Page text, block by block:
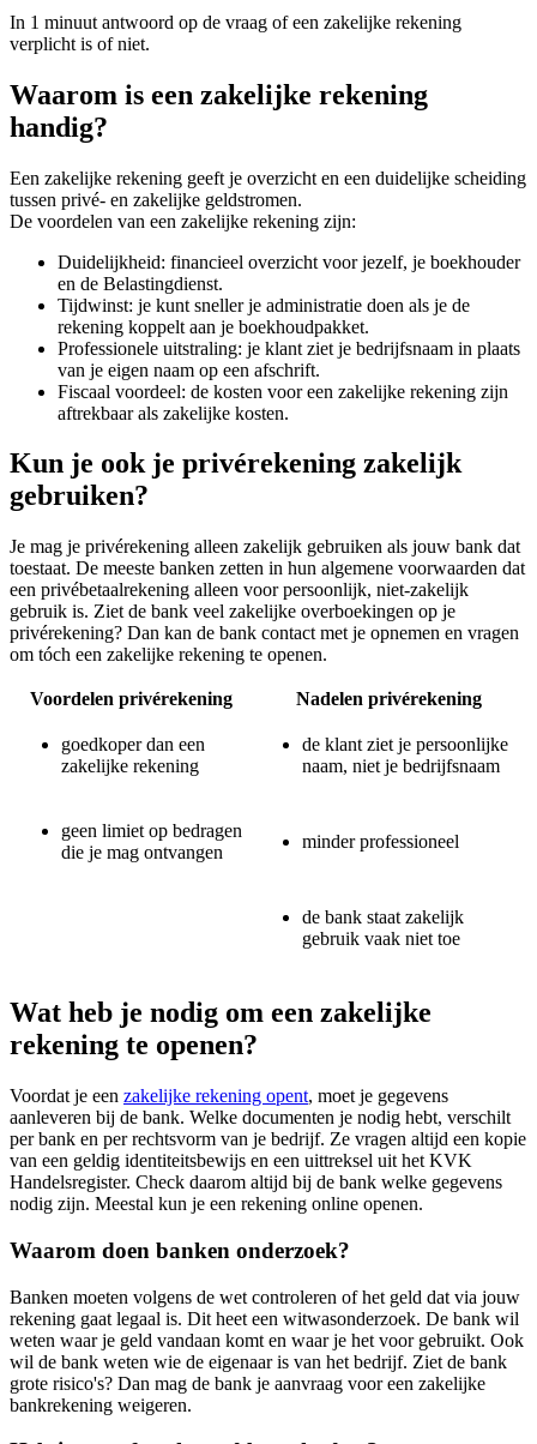
In 1 minuut antwoord op de vraag of een zakelijke rekening
verplicht is of niet.
Waarom is een zakelijke rekening
handig?
Een zakelijke rekening geeft je overzicht en een duidelijke scheiding
tussen privé- en zakelijke geldstromen.
De voordelen van een zakelijke rekening zijn:
Duidelijkheid: financieel overzicht voor jezelf, je boekhouder
en de Belastingdienst.
Tijdwinst: je kunt sneller je administratie doen als je de
rekening koppelt aan je boekhoudpakket.
Professionele uitstraling: je klant ziet je bedrijfsnaam in plaats
van je eigen naam op een afschrift.
Fiscaal voordeel: de kosten voor een zakelijke rekening zijn
aftrekbaar als zakelijke kosten.
Kun je ook je privérekening zakelijk
gebruiken?
Je mag je privérekening alleen zakelijk gebruiken als jouw bank dat
toestaat. De meeste banken zetten in hun algemene voorwaarden dat
een privébetaalrekening alleen voor persoonlijk, niet-zakelijk
gebruik is. Ziet de bank veel zakelijke overboekingen op je
privérekening? Dan kan de bank contact met je opnemen en vragen
om tóch een zakelijke rekening te openen.
Voordelen privérekening Nadelen privérekening
goedkoper dan een
zakelijke rekening
de klant ziet je persoonlijke
naam, niet je bedrijfsnaam
geen limiet op bedragen
die je mag ontvangen
minder professioneel
de bank staat zakelijk
gebruik vaak niet toe
Wat heb je nodig om een zakelijke
rekening te openen?
Voordat je een zakelijke rekening opent, moet je gegevens
aanleveren bij de bank. Welke documenten je nodig hebt, verschilt
per bank en per rechtsvorm van je bedrijf. Ze vragen altijd een kopie
van een geldig identiteitsbewijs en een uittreksel uit het KVK
Handelsregister. Check daarom altijd bij de bank welke gegevens
nodig zijn. Meestal kun je een rekening online openen.
Waarom doen banken onderzoek?
Banken moeten volgens de wet controleren of het geld dat via jouw
rekening gaat legaal is. Dit heet een witwasonderzoek. De bank wil
weten waar je geld vandaan komt en waar je het voor gebruikt. Ook
wil de bank weten wie de eigenaar is van het bedrijf. Ziet de bank
grote risico's? Dan mag de bank je aanvraag voor een zakelijke
bankrekening weigeren.